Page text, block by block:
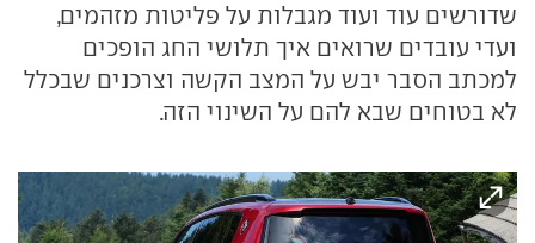
שדורשים עוד ועוד מגבלות על פליטות מזהמים,
ועדי עובדים שרואים איך תלושי החג הופכים
למכתב הסבר יבש על המצב הקשה וצרכנים שבכלל
לא בטוחים שבא להם על השינוי הזה.